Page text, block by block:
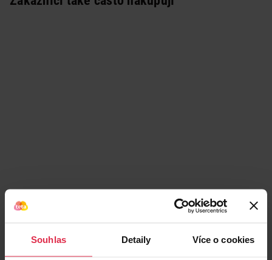
Souhlas Detaily Více o cookies
Podobné produkty